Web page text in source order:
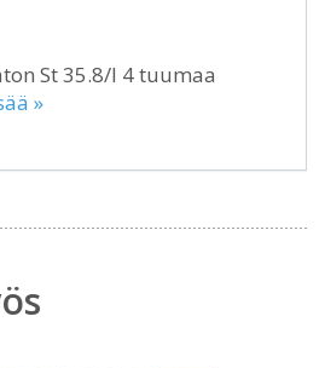
St 35.8/I 4 tuumaa
»